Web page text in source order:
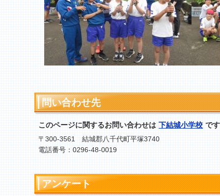
問い合わせ先
このページに関するお問い合わせは 下結城小学校 で
〒300-3561 結城郡八千代町平塚3740
電話番号：0296-48-0019
アンケート